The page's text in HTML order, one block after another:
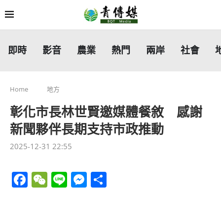
即時 影音 農業 熱門 兩岸 社會
Home 地方
彰化市長林世賢邀媒體餐敘 感謝
新聞夥伴長期支持市政推動
2025-12-31 22:55
Facebook
WeChat
LineMessenger